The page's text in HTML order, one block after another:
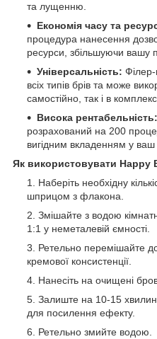
та лущенню.
Економія часу та
процедура нанесення
ресурси, збільшуючи вашу
Універсальність: Філер-
всіх типів брів та може
самостійно, так і в
Висока рентабельність:
розрахований на 200
вигідним вкладенням у ваш
Як використовувати Happy
Наберіть необхідну
шприцом з флакона.
Змішайте з водою
1:1 у неметалевій ємності.
Ретельно перемішайте
кремової консистенції.
Нанесіть на очищені
Залиште на 10-15
для посилення ефекту.
Ретельно змийте водою.